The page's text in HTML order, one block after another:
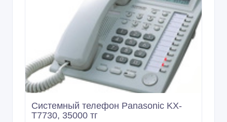
Системный телефон Panasonic KX-
T7730, 35000 тг